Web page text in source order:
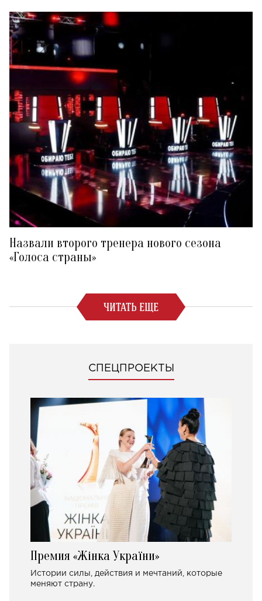
Назвали второго тренера нового сезона
«Голоса страны»
ЧИТАТЬ ЕЩЕ
СПЕЦПРОЕКТЫ
Премия «Жінка України»
Истории силы, действия и мечтаний, которые
меняют страну.